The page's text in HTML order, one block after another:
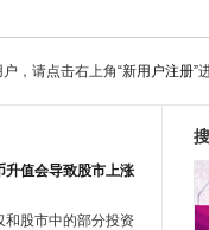
，请点击右上角“新用户注册”
升值会导致股市上涨
和股市中的部分投资